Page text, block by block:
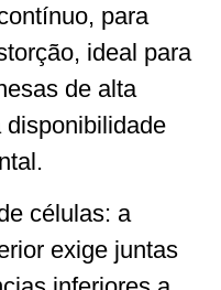
para
ideal para
de alta
células: a
exige juntas